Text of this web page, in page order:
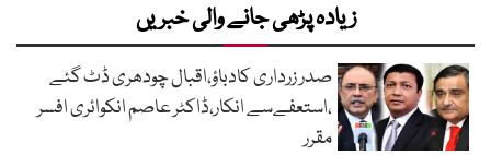
زیادہ پڑھی جانے والی خبریں
صدر زرداری کادباؤ،اقبال چودھری ڈٹ گئے
،استعفےسے انکار،ڈاکٹر عاصم انکوائری افسر
مقرر